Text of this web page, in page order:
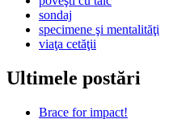
sondaj
specimene şi mentalităţi
viaţa cetăţii
Ultimele postări
Brace for impact!